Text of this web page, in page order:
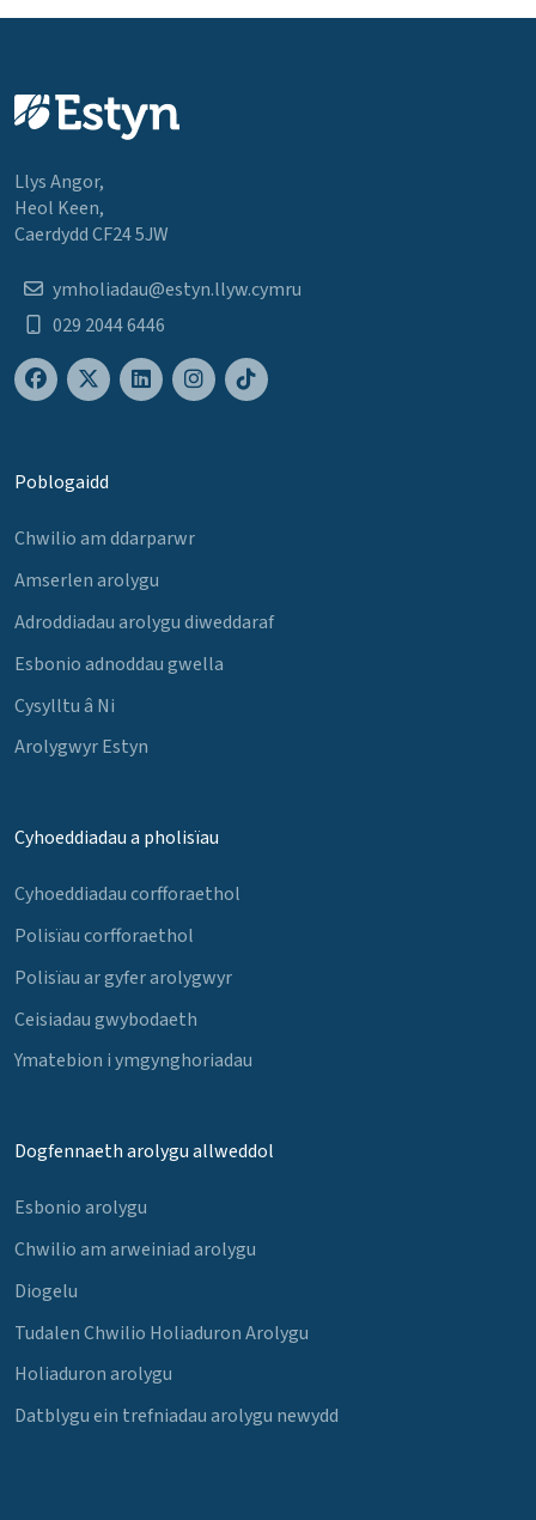
Llys Angor,
Heol Keen,
Caerdydd CF24 5JW
ymholiadau@estyn.llyw.cymru
029 2044 6446
Poblogaidd
Chwilio am ddarparwr
Amserlen arolygu
Adroddiadau arolygu diweddaraf
Esbonio adnoddau gwella
Cysylltu â Ni
Arolygwyr Estyn
Cyhoeddiadau a pholisïau
Cyhoeddiadau corfforaethol
Polisïau corfforaethol
Polisïau ar gyfer arolygwyr
Ceisiadau gwybodaeth
Ymatebion i ymgynghoriadau
Dogfennaeth arolygu allweddol
Esbonio arolygu
Chwilio am arweiniad arolygu
Diogelu
Tudalen Chwilio Holiaduron Arolygu
Holiaduron arolygu
Datblygu ein trefniadau arolygu newydd